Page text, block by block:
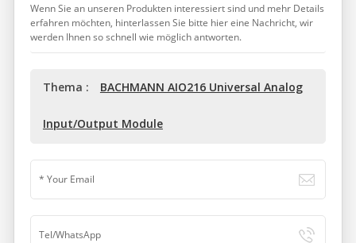
Wenn Sie an unseren Produkten interessiert sind und mehr Details
erfahren möchten, hinterlassen Sie bitte hier eine Nachricht, wir
werden Ihnen so schnell wie möglich antworten.
Thema : BACHMANN AIO216 Universal Analog
Input/Output Module